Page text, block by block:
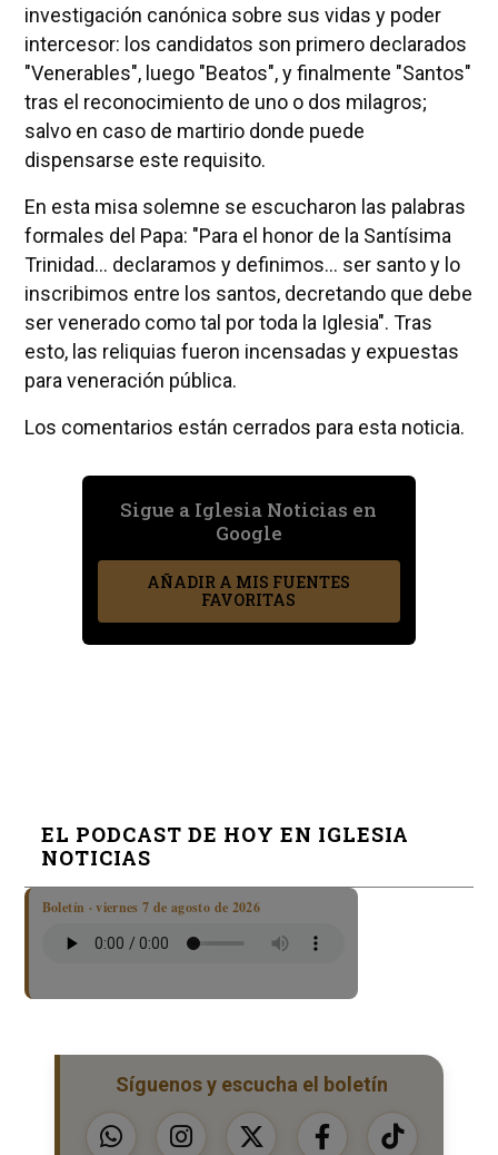
investigación canónica sobre sus vidas y poder
intercesor: los candidatos son primero declarados
"Venerables", luego "Beatos", y finalmente "Santos"
tras el reconocimiento de uno o dos milagros;
salvo en caso de martirio donde puede
dispensarse este requisito.
En esta misa solemne se escucharon las palabras
formales del Papa: "Para el honor de la Santísima
Trinidad... declaramos y definimos... ser santo y lo
inscribimos entre los santos, decretando que debe
ser venerado como tal por toda la Iglesia". Tras
esto, las reliquias fueron incensadas y expuestas
para veneración pública.
Los comentarios están cerrados para esta noticia.
Sigue a Iglesia Noticias en
Google
AÑADIR A MIS FUENTES
FAVORITAS
EL PODCAST DE HOY EN IGLESIA
NOTICIAS
Boletín · viernes 7 de agosto de 2026
Síguenos y escucha el boletín